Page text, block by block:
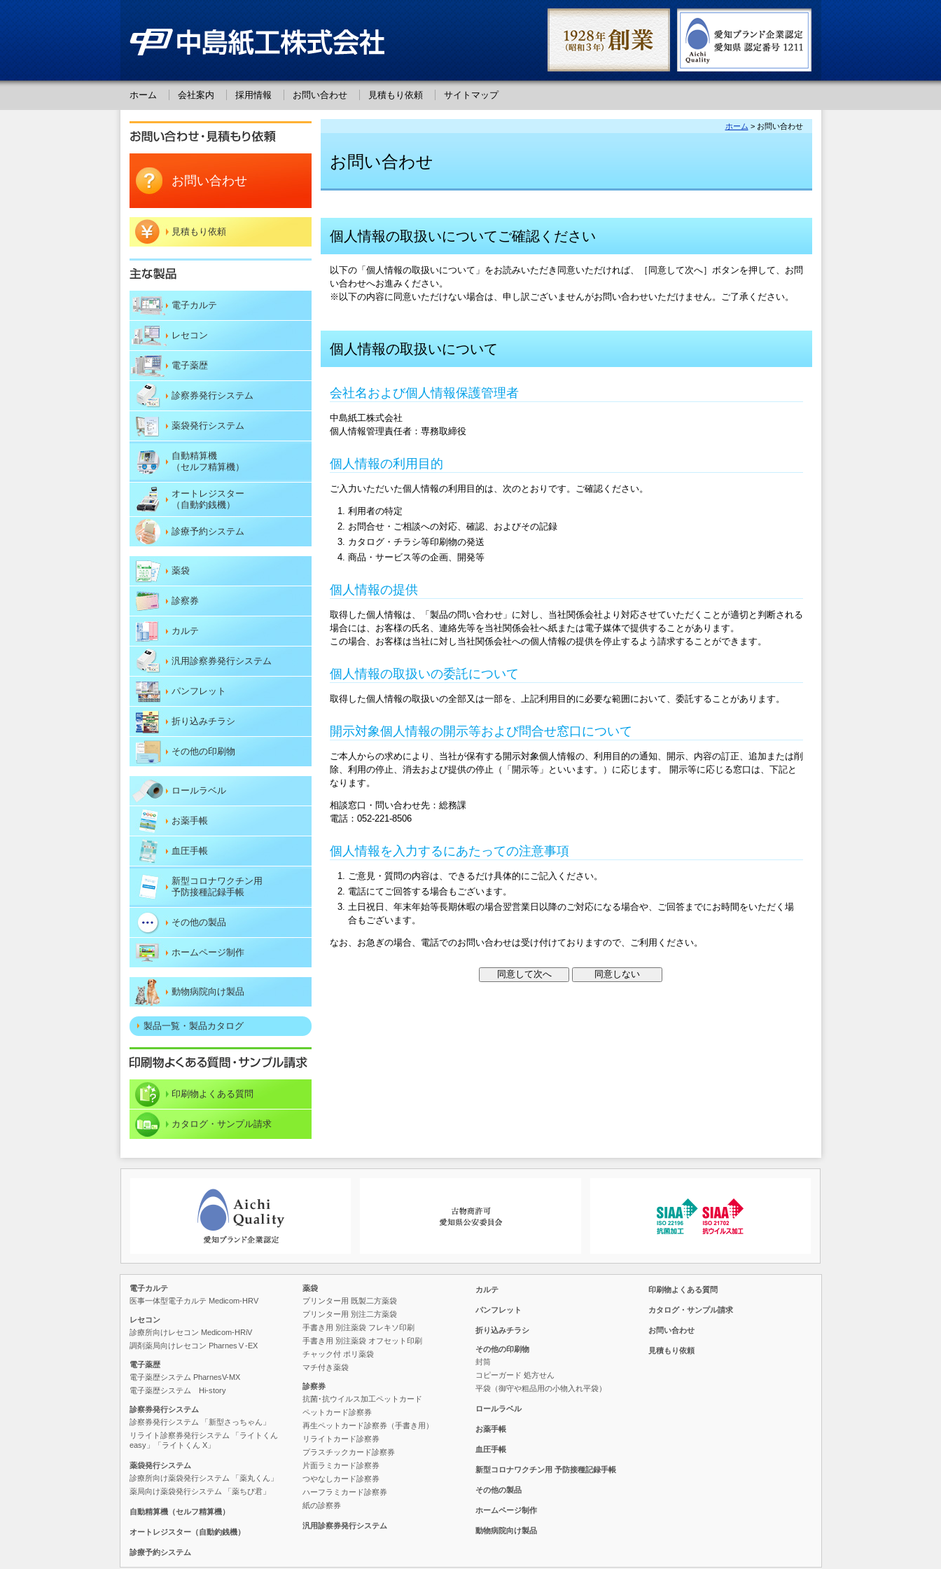
ホーム 会社案内 採用情報 お問い合わせ 見積もり依頼 サイトマップ
ホーム > お問い合わせ
お問い合わせ
個人情報の取扱いについてご確認ください
以下の「個人情報の取扱いについて」をお読みいただき同意いただければ、［同意して次へ］ボタンを押して、お問
い合わせへお進みください。
※以下の内容に同意いただけない場合は、申し訳ございませんがお問い合わせいただけません。ご了承ください。
個人情報の取扱いについて
会社名および個人情報保護管理者
中島紙工株式会社
個人情報管理責任者：専務取締役
個人情報の利用目的
ご入力いただいた個人情報の利用目的は、次のとおりです。ご確認ください。
利用者の特定
お問合せ・ご相談への対応、確認、およびその記録
カタログ・チラシ等印刷物の発送
商品・サービス等の企画、開発等
個人情報の提供
取得した個人情報は、「製品の問い合わせ」に対し、当社関係会社より対応させていただくことが適切と判断される
場合には、お客様の氏名、連絡先等を当社関係会社へ紙または電子媒体で提供することがあります。
この場合、お客様は当社に対し当社関係会社への個人情報の提供を停止するよう請求することができます。
個人情報の取扱いの委託について
取得した個人情報の取扱いの全部又は一部を、上記利用目的に必要な範囲において、委託することがあります。
開示対象個人情報の開示等および問合せ窓口について
ご本人からの求めにより、当社が保有する開示対象個人情報の、利用目的の通知、開示、内容の訂正、追加または削
除、利用の停止、消去および提供の停止（「開示等」といいます。）に応じます。 開示等に応じる窓口は、下記と
なります。
相談窓口・問い合わせ先：総務課
電話：052-221-8506
個人情報を入力するにあたっての注意事項
ご意見・質問の内容は、できるだけ具体的にご記入ください。
電話にてご回答する場合もございます。
土日祝日、年末年始等長期休暇の場合翌営業日以降のご対応になる場合や、ご回答までにお時間をいただく場
合もございます。
なお、お急ぎの場合、電話でのお問い合わせは受け付けておりますので、ご利用ください。
お問い合わせ
見積もり依頼
電子カルテ
レセコン
電子薬歴
診察券発行システム
薬袋発行システム
自動精算機
（セルフ精算機）
オートレジスター
（自動釣銭機）
診療予約システム
薬袋
診察券
カルテ
汎用診察券発行システム
パンフレット
折り込みチラシ
その他の印刷物
ロールラベル
お薬手帳
血圧手帳
新型コロナワクチン用
予防接種記録手帳
その他の製品
ホームページ制作
動物病院向け製品
製品一覧・製品カタログ
印刷物よくある質問
カタログ・サンプル請求
電子カルテ
医事一体型電子カルテ Medicom-HRV
レセコン
診療所向けレセコン Medicom-HRiV
調剤薬局向けレセコン PharnesⅤ-EX
電子薬歴
電子薬歴システム PharnesV-MX
電子薬歴システム Hi-story
診察券発行システム
診察券発行システム 「新型さっちゃん」
リライト診察券発行システム 「ライトくん
easy」「ライトくん X」
薬袋発行システム
診療所向け薬袋発行システム 「薬丸くん」
薬局向け薬袋発行システム 「薬ちび君」
自動精算機（セルフ精算機）
オートレジスター（自動釣銭機）
診療予約システム
薬袋
プリンター用 既製二方薬袋
プリンター用 別注二方薬袋
手書き用 別注薬袋 フレキソ印刷
手書き用 別注薬袋 オフセット印刷
チャック付 ポリ薬袋
マチ付き薬袋
診察券
抗菌･抗ウイルス加工ペットカード
ペットカード診察券
再生ペットカード診察券（手書き用）
リライトカード診察券
プラスチックカード診察券
片面ラミカード診察券
つやなしカード診察券
ハーフラミカード診察券
紙の診察券
汎用診察券発行システム
カルテ
パンフレット
折り込みチラシ
その他の印刷物
封筒
コピーガード 処方せん
平袋（御守や粗品用の小物入れ平袋）
ロールラベル
お薬手帳
血圧手帳
新型コロナワクチン用 予防接種記録手帳
その他の製品
ホームページ制作
動物病院向け製品
印刷物よくある質問
カタログ・サンプル請求
お問い合わせ
見積もり依頼